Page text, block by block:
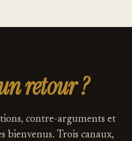
retour ?
contre-arguments et
bienvenus. Trois canaux,